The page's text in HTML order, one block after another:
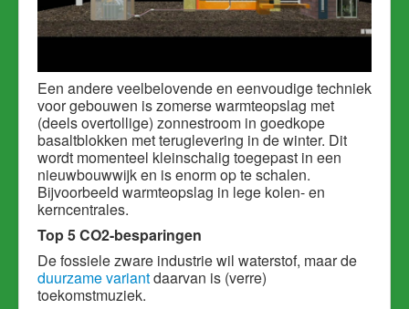
Een andere veelbelovende en eenvoudige techniek
voor gebouwen is zomerse warmteopslag met
(deels overtollige) zonnestroom in goedkope
basaltblokken met teruglevering in de winter. Dit
wordt momenteel kleinschalig toegepast in een
nieuwbouwwijk en is enorm op te schalen.
Bijvoorbeeld warmteopslag in lege kolen- en
kerncentrales.
Top 5 CO2-besparingen
De fossiele zware industrie wil waterstof, maar de
duurzame variantdaarvan is (verre)
toekomstmuziek.